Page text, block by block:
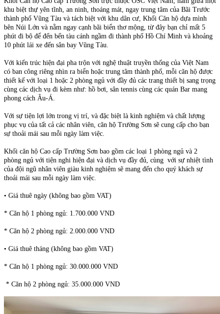
khu biệt thự yên tĩnh, an ninh, thoáng mát, ngay trung tâm của Bãi Trước
thành phố Vũng Tàu và tách biệt với khu dân cư, Khối Căn hộ dựa mình
bên Núi Lớn và nằm ngay cạnh bãi biển thơ mộng, từ đây bạn chỉ mất 5
phút đi bộ để đến bến tàu cánh ngầm đi thành phố Hồ Chí Minh và khoảng
10 phút lái xe đến sân bay Vũng Tàu.
Với kiến trúc hiện đại pha trộn với nghệ thuật truyền thống của Việt Nam
có ban công riêng nhìn ra biển hoặc trung tâm thành phố, mỗi căn hộ được
thiết kế với loại 1 hoặc 2 phòng ngủ với đầy đủ các trang thiết bị sang trọng
cùng các dịch vụ đi kèm như: hồ bơi, sân tennis cùng các quán Bar mang
phong cách Âu-Á.
Với sự tiện lợi lớn trong vị trí, và đặc biệt là kinh nghiệm và chất lượng
phục vụ của tất cả các nhân viên, căn hộ Trường Sơn sẽ cung cấp cho bạn
sự thoải mái sau mỗi ngày làm việc.
Khối căn hộ Cao cấp Trường Sơn bao gồm các loại 1 phòng ngủ và 2
phòng ngủ với tiện nghi hiện đại và dịch vụ đầy đủ, cùng với sự nhiệt tình
của đội ngũ nhân viên giàu kinh nghiệm sẽ mang đến cho quý khách sự
thoải mái sau mỗi ngày làm việc.
• Giá thuê ngày (không bao gồm VAT)
* Căn hộ 1 phòng ngủ: 1.700.000 VND
* Căn hộ 2 phòng ngủ: 2.000.000 VND
• Giá thuê tháng (không bao gồm VAT)
* Căn hộ 1 phòng ngủ: 30.000.000 VND
* Căn hộ 2 phòng ngủ: 35.000.000 VND